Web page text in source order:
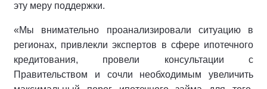
эту меру поддержки.
«Мы внимательно проанализировали ситуацию в
регионах, привлекли экспертов в сфере ипотечного
кредитования, провели консультации с
Правительством и сочли необходимым увеличить